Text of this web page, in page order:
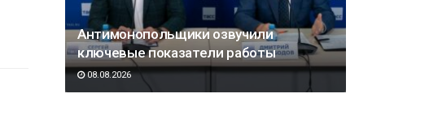
Антимонопольщики озвучили
ключевые показатели работы
08.08.2026